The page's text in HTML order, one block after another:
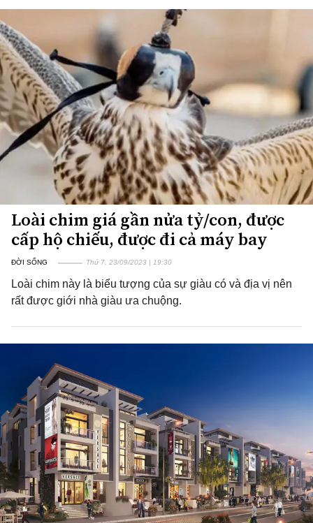
Loài chim giá gần nửa tỷ/con, được
cấp hộ chiếu, được đi cả máy bay
ĐỜI SỐNG Thứ 7, 23/09/2023 | 19:30
Loài chim này là biểu tượng của sự giàu có và địa vị nên
rất được giới nhà giàu ưa chuộng.